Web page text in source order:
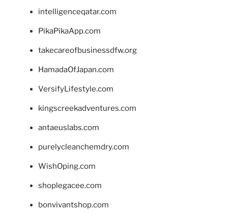
intelligenceqatar.com
PikaPikaApp.com
takecareofbusinessdfw.org
HamadaOfJapan.com
VersifyLifestyle.com
kingscreekadventures.com
antaeuslabs.com
purelycleanchemdry.com
WishOping.com
shoplegacee.com
bonvivantshop.com